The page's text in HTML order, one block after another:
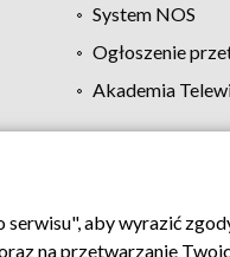
System NOS
Ogłoszenie
Akademia
Regulamin TVP
aby wyrazić
na przetwarzanie